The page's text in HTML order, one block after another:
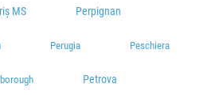
MS Perpignan
Perugia Peschiera
Petrova